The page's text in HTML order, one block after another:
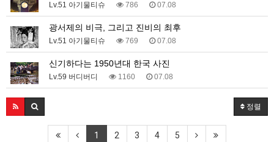
Lv.51 아기물티슈 786 07.08
광서제의 비극, 그리고 진비의 최후
Lv.51 아기물티슈 769 07.08
신기하다는 1950년대 한국 사진
Lv.59 버디버디 1160 07.08
정렬
1 2 3 4 5